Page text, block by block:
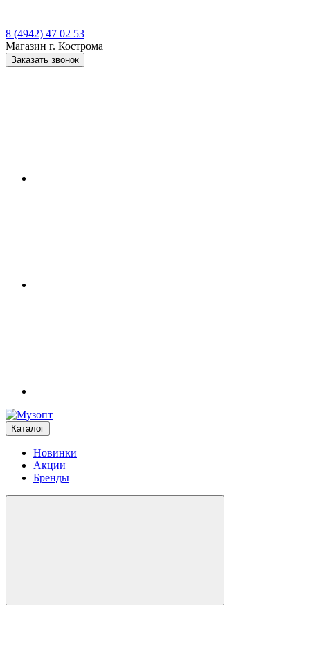
8 (4942) 47 02 53
Магазин г. Кострома
Заказать звонок
Каталог
Новинки
Акции
Бренды